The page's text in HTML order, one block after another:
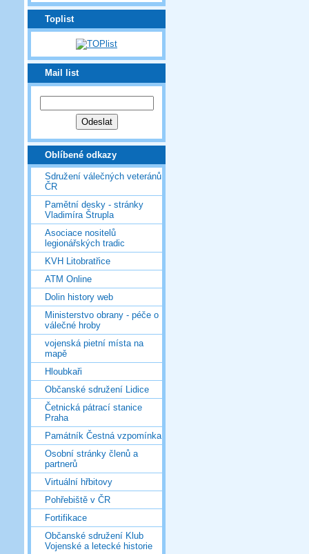
Toplist
Mail list
Oblíbené odkazy
Sdružení válečných veteránů
ČR
Pamětní desky - stránky
Vladimíra Štrupla
Asociace nositelů
legionářských tradic
KVH Litobratřice
ATM Online
Dolin history web
Ministerstvo obrany - péče o
válečné hroby
vojenská pietní místa na
mapě
Hloubkaři
Občanské sdružení Lidice
Četnická pátrací stanice
Praha
Památník Čestná vzpomínka
Osobní stránky členů a
partnerů
Virtuální hřbitovy
Pohřebiště v ČR
Fortifikace
Občanské sdružení Klub
Vojenské a letecké historie